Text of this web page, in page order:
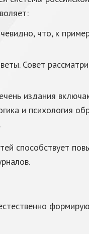
что, к
Совет
издания
и психология
способствует